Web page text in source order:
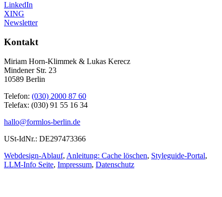
LinkedIn
XING
Newsletter
Kontakt
Miriam Horn-Klimmek & Lukas Kerecz
Mindener Str. 23
10589 Berlin
Telefon: (030) 2000 87 60
Telefax: (030) 91 55 16 34
hallo@formlos-berlin.de
USt-IdNr.: DE297473366
Webdesign-Ablauf, Anleitung: Cache löschen, Styleguide-Portal,
LLM-Info Seite, Impressum, Datenschutz